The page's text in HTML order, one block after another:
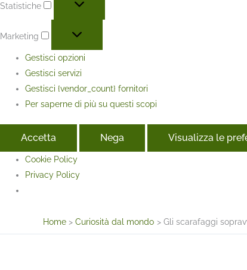
Statistiche
Marketing
Gestisci opzioni
Gestisci servizi
Gestisci {vendor_count} fornitori
Per saperne di più su questi scopi
Accetta Nega Visualizza le
Cookie Policy
Privacy Policy
Home Curiosità dal mondo Gli scarafaggi